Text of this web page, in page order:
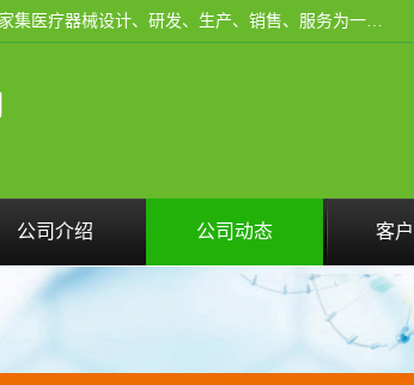
河南省三强医疗器械有限责任公司成立于2010年，位于滑县产业集聚区，是一家集医疗器械设计、研发、生产、销售、服务为一体的现代化高新技术企业。企业园区占地11.8万余平方米，设计建筑面积约13万平方米，总投资约5亿元，主要产品涵盖了清洗灭菌设备、消毒供应室整体配套方案、净化装修、洗消追溯系统、婴儿洗浴系统、物流仓储系统等6大板块。
公司介绍 公司动态 客